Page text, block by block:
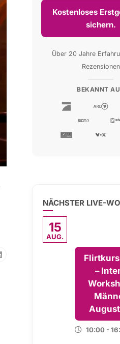
Kostenloses
sichern.
Über 20 Jahre
Rezensionen
BEKANNT
NÄCHSTER LIVE-
15
AUG.
–
10:00 -